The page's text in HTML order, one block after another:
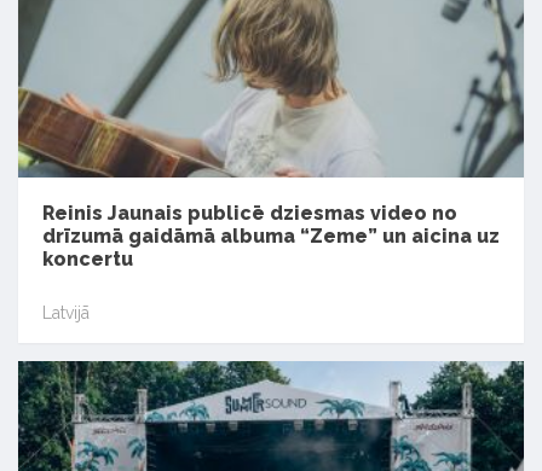
Reinis Jaunais publicē dziesmas video no
drīzumā gaidāmā albuma “Zeme” un aicina uz
koncertu
Latvijā